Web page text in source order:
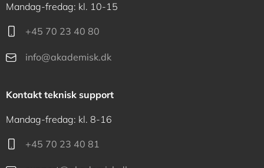
Mandag-fredag: kl. 10-15
+45 70 23 40 80
info@akademisk.dk
Kontakt teknisk support
Mandag-fredag: kl. 8-16
+45 70 23 40 81